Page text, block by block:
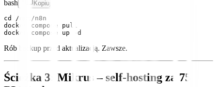
bash Kopiuj
cd /opt/n8n
docker compose pull
Rób backup przed aktualizacją. Zawsze.
Ścieżka 3: Mikrus – self-hosting za 75